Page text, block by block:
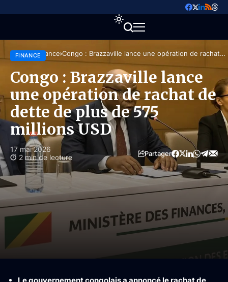
Accueil Finance Congo : Brazzaville lance une opération de rachat
de dette de plus de 575 millions USD
FINANCE
Congo : Brazzaville lance
une opération de rachat de
dette de plus de 575
millions USD
17 mai 2026
2 min de lecture
Partager